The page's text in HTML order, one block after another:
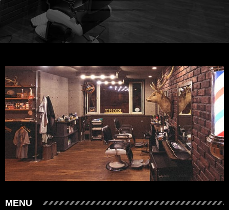
MENU